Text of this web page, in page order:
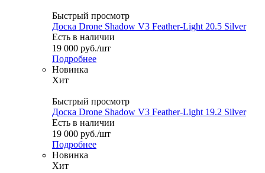
Быстрый просмотр
Доска Drone Shadow V3 Feather-Light 20.5 Silver
Есть в наличии
19 000 руб./шт
Подробнее
Новинка
Хит
Быстрый просмотр
Доска Drone Shadow V3 Feather-Light 19.2 Silver
Есть в наличии
19 000 руб./шт
Подробнее
Новинка
Хит